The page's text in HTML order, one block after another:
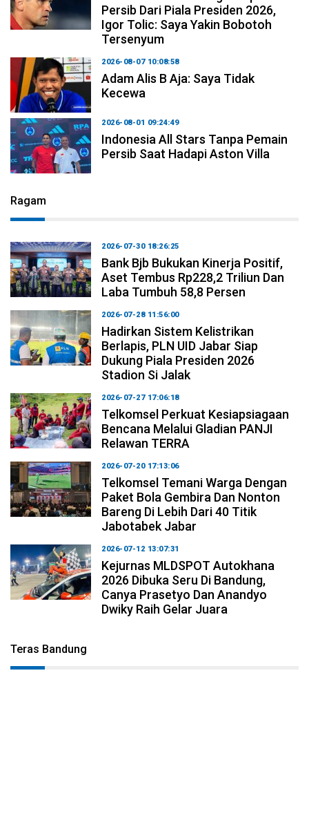
Persib Dari Piala Presiden 2026,
Igor Tolic: Saya Yakin Bobotoh
Tersenyum
2026-08-07 10:08:58
Adam Alis B Aja: Saya Tidak
Kecewa
2026-08-01 09:24:49
Indonesia All Stars Tanpa Pemain
Persib Saat Hadapi Aston Villa
Ragam
2026-07-30 18:26:25
Bank Bjb Bukukan Kinerja Positif,
Aset Tembus Rp228,2 Triliun Dan
Laba Tumbuh 58,8 Persen
2026-07-28 11:56:00
Hadirkan Sistem Kelistrikan
Berlapis, PLN UID Jabar Siap
Dukung Piala Presiden 2026
Stadion Si Jalak
2026-07-27 17:06:18
Telkomsel Perkuat Kesiapsiagaan
Bencana Melalui Gladian PANJI
Relawan TERRA
2026-07-20 17:13:06
Telkomsel Temani Warga Dengan
Paket Bola Gembira Dan Nonton
Bareng Di Lebih Dari 40 Titik
Jabotabek Jabar
2026-07-12 13:07:31
Kejurnas MLDSPOT Autokhana
2026 Dibuka Seru Di Bandung,
Canya Prasetyo Dan Anandyo
Dwiky Raih Gelar Juara
Teras Bandung